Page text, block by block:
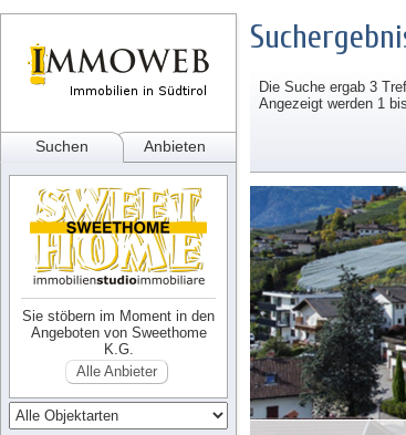
Suchen Anbieten
Sie stöbern im Moment in den
Angeboten von Sweethome
K.G.
Alle Anbieter
Die Suche ergab 3
Angezeigt werden 1